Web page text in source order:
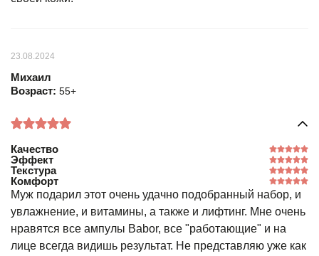
23.08.2024
Михаил
Возраст: 55+
Качество
Эффект
Текстура
Комфорт
Муж подарил этот очень удачно подобранный набор, и
увлажнение, и витамины, а также и лифтинг. Мне очень
нравятся все ампулы Babor, все "работающие" и на
лице всегда видишь результат. Не представляю уже как